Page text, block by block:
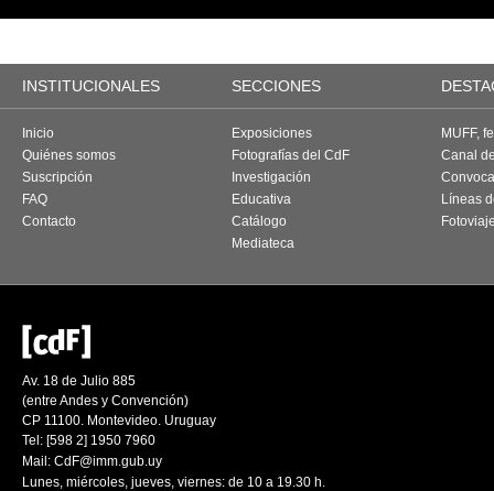
INSTITUCIONALES SECCIONES
Inicio
Quiénes somos
Suscripción
FAQ
Contacto
Exposiciones
Fotografías del CdF
Investigación
Educativa
Catálogo
Mediateca
MUFF,
Canal
Líneas
Av. 18 de Julio 885
(entre Andes y Convención)
CP 11100. Montevideo. Uruguay
Tel: [598 2] 1950 7960
Mail: CdF@imm.gub.uy
Lunes, miércoles, jueves, viernes: de 10 a 19.30 h.